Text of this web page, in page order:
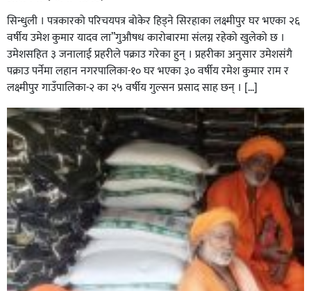
सिन्धुली । पत्रकारको परिचयपत्र बोकेर हिड्ने सिरहाका लक्ष्मीपुर घर भएका २६
वर्षीय उमेश कुमार यादव ला”गुऔषध कारोबारमा संलग्न रहेको खुलेको छ ।
उमेशसहित ३ जनालाई प्रहरीले पक्राउ गरेका हुन् । प्रहरीका अनुसार उमेशसंगै
पक्राउ पर्नेमा लहान नगरपालिका-१० घर भएका ३० वर्षीय रमेश कुमार राम र
लक्ष्मीपुर गाउँपालिका-२ का २५ वर्षीय गुल्सन प्रसाद साह छन् । […]